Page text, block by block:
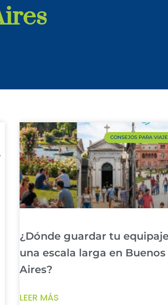
CONSEJOS PARA
¿Dónde guardar tu
una escala larga en Buenos
Aires?
LEER MÁS